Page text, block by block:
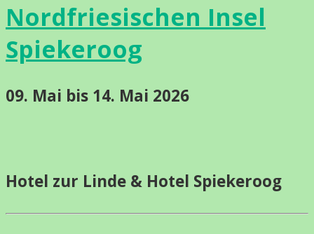
Nordfriesischen Insel
Spiekeroog
09. Mai bis 14. Mai 2026
Hotel zur Linde & Hotel Spiekeroog